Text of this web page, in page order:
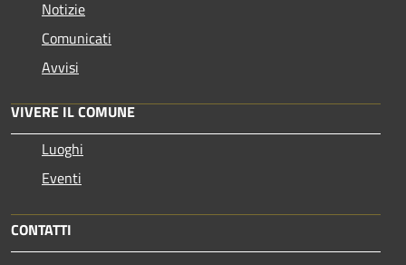
Notizie
Comunicati
Avvisi
VIVERE IL COMUNE
Luoghi
Eventi
CONTATTI